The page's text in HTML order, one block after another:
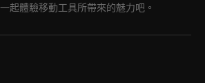
起體驗移動工具所帶來的魅力吧。